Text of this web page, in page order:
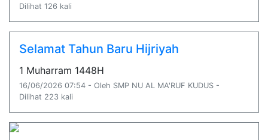
Dilihat 126 kali
Selamat Tahun Baru Hijriyah
1 Muharram 1448H
16/06/2026 07:54 - Oleh SMP NU AL MA'RUF KUDUS -
Dilihat 223 kali